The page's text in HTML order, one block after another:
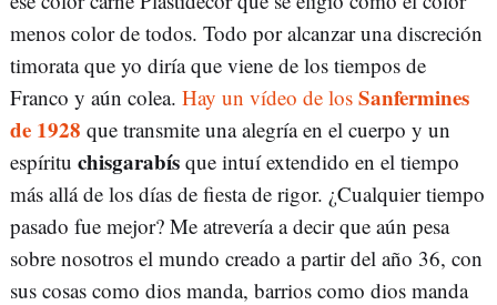
menos color de todos. Todo por alcanzar una discreción
timorata que yo diría que viene de los tiempos de
Franco y aún colea. Hay un vídeo de los Sanfermines
de 1928 que transmite una alegría en el cuerpo y un
espíritu chisgarabís que intuí extendido en el tiempo
más allá de los días de fiesta de rigor. ¿Cualquier tiempo
pasado fue mejor? Me atrevería a decir que aún pesa
sobre nosotros el mundo creado a partir del año 36, con
sus cosas como dios manda, barrios como dios manda